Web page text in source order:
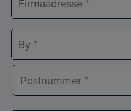
Adresselinje
By